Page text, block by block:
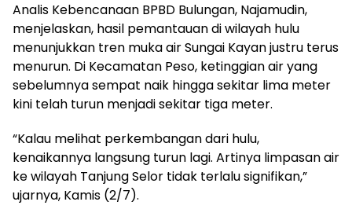
Analis Kebencanaan BPBD Bulungan, Najamudin,
menjelaskan, hasil pemantauan di wilayah hulu
menunjukkan tren muka air Sungai Kayan justru terus
menurun. Di Kecamatan Peso, ketinggian air yang
sebelumnya sempat naik hingga sekitar lima meter
kini telah turun menjadi sekitar tiga meter.
“Kalau melihat perkembangan dari hulu,
kenaikannya langsung turun lagi. Artinya limpasan air
ke wilayah Tanjung Selor tidak terlalu signifikan,”
ujarnya, Kamis (2/7).